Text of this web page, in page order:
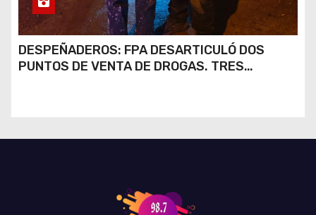
DESPEÑADEROS: FPA DESARTICULÓ DOS
PUNTOS DE VENTA DE DROGAS. TRES